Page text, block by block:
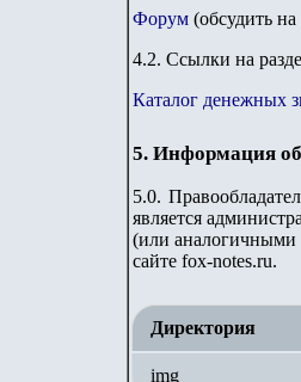
Форум (обсудить
4.2. Ссылки на
Каталог денежных
5. Информация
5.0.
является
(или аналогичными
сайте fox-notes.ru.
Директория
img